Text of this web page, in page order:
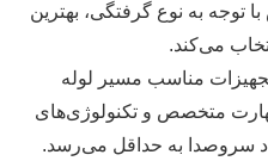
توجه به نوع گرفتگی، بهترین
می‌کند.
تجهیزات مناسب مسیر لوله
متخصص و تکنولوژی‌های
سروصدا به حداقل می‌رسد.